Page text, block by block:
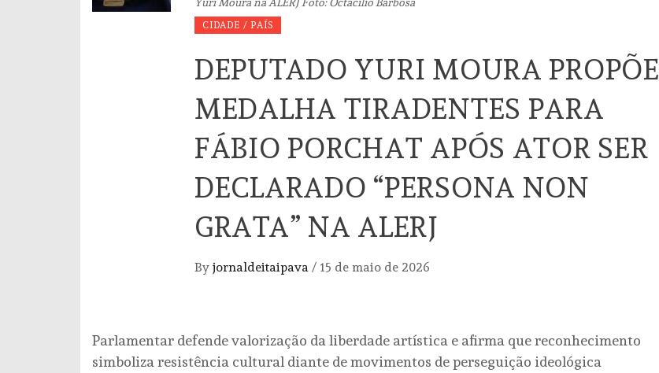
CIDADE / PAÍS
DEPUTADO YURI MOURA PROPÕE
MEDALHA TIRADENTES PARA
FÁBIO PORCHAT APÓS ATOR SER
DECLARADO “PERSONA NON
GRATA” NA ALERJ
By jornaldeitaipava / 15 de maio de 2026
Parlamentar defende valorização da liberdade artística e afirma que reconhecimento
simboliza resistência cultural diante de movimentos de perseguição ideológica